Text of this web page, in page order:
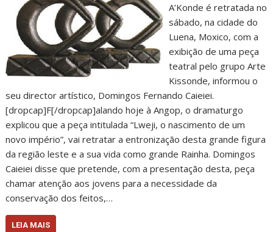
A’Konde é retratada no
sábado, na cidade do
Luena, Moxico, com a
exibição de uma peça
teatral pelo grupo Arte
Kissonde, informou o
seu director artístico, Domingos Fernando Caieiei.
[dropcap]F[/dropcap]alando hoje à Angop, o dramaturgo
explicou que a peça intitulada “Lweji, o nascimento de um
novo império”, vai retratar a entronização desta grande figura
da região leste e a sua vida como grande Rainha. Domingos
Caieiei disse que pretende, com a presentação desta, peça
chamar atenção aos jovens para a necessidade da
conservação dos feitos,…
LEIA MAIS